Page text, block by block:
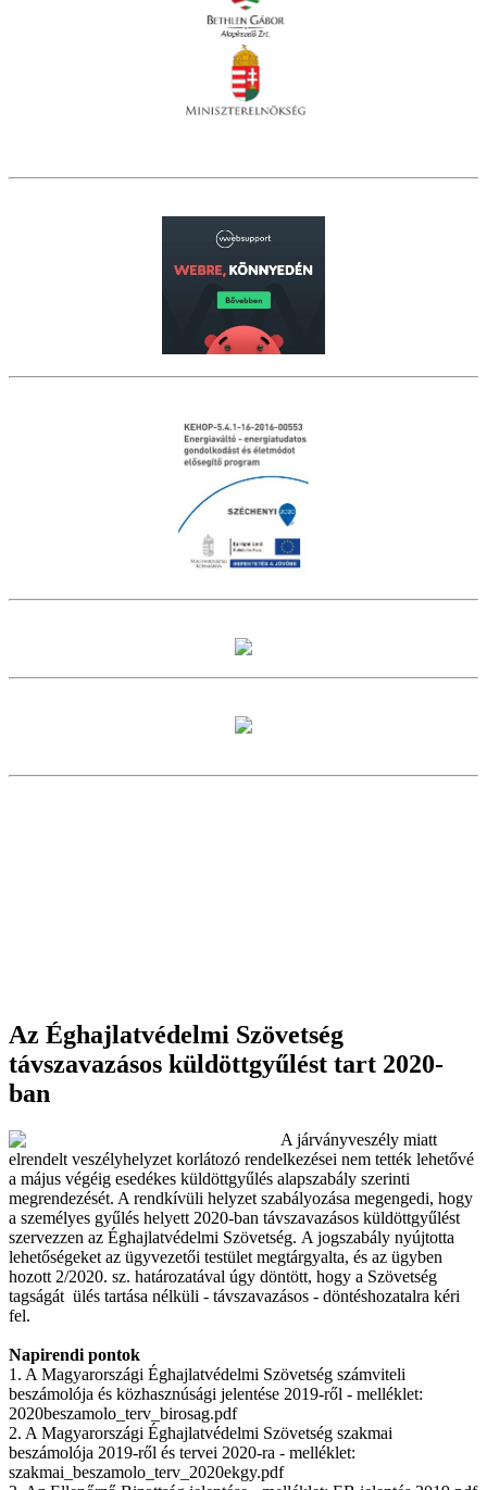
Az Éghajlatvédelmi Szövetség
távszavazásos küldöttgyűlést tart 2020-
ban
A járványveszély miatt
elrendelt veszélyhelyzet korlátozó rendelkezései nem tették lehetővé
a május végéig esedékes küldöttgyűlés alapszabály szerinti
megrendezését. A rendkívüli helyzet szabályozása megengedi, hogy
a személyes gyűlés helyett 2020-ban távszavazásos küldöttgyűlést
szervezzen az Éghajlatvédelmi Szövetség. A jogszabály nyújtotta
lehetőségeket az ügyvezetői testület megtárgyalta, és az ügyben
hozott 2/2020. sz. határozatával úgy döntött, hogy a Szövetség
tagságát ülés tartása nélküli - távszavazásos - döntéshozatalra kéri
fel.
Napirendi pontok
1. A Magyarországi Éghajlatvédelmi Szövetség számviteli
beszámolója és közhasznúsági jelentése 2019-ről - melléklet:
2020beszamolo_terv_birosag.pdf
2. A Magyarországi Éghajlatvédelmi Szövetség szakmai
beszámolója 2019-ről és tervei 2020-ra - melléklet:
szakmai_beszamolo_terv_2020ekgy.pdf